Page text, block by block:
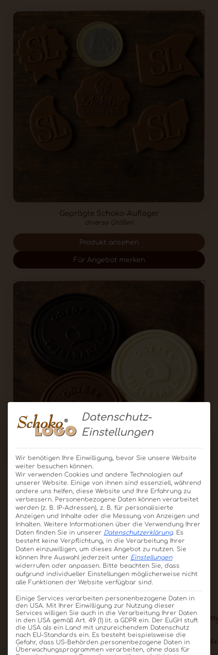
Die Prägung erfolgt im Anpreßdruck,
immer leicht hell mattiert bzw. angeraut.
wir handgewickelte Münzen mit
Geprägte Schoko-Aufleger
diverse Größen
Produkt ansehen
Für Angebot merken
Schoko-Taler
diverse Größen
Produkt ansehen
Für Angebot merken
Planen Sie Ihre individuelle
Schokolade im Detail
Klassische
Schokologo-
Varianten
3D
und
Produkt-
Nachbildung
Pralinensets
und
Kombinationen
und
Datenschutz-
Einstellungen
Wir benötigen Ihre Einwilligung, bevor Sie unsere Website
weiter besuchen können.
Wir verwenden Cookies und andere Technologien auf
unserer Website. Einige von ihnen sind essenziell, während
andere uns helfen, diese Website und Ihre Erfahrung zu
verbessern. Personenbezogene Daten können verarbeitet
werden (z. B. IP-Adressen), z. B. für personalisierte
Anzeigen und Inhalte oder die Messung von Anzeigen und
Inhalten. Weitere Informationen über die Verwendung Ihrer
Daten finden Sie in unserer Datenschutzerklärung. Es
besteht keine Verpflichtung, in die Verarbeitung Ihrer
Daten einzuwilligen, um dieses Angebot zu nutzen. Sie
können Ihre Auswahl jederzeit unter Einstellungen
widerrufen oder anpassen. Bitte beachten Sie, dass
aufgrund individueller Einstellungen möglicherweise nicht
alle Funktionen der Website verfügbar sind.
Einige Services verarbeiten personenbezogene Daten in
den USA. Mit Ihrer Einwilligung zur Nutzung dieser
Services willigen Sie auch in die Verarbeitung Ihrer Daten
in den USA gemäß Art. 49 (1) lit. a GDPR ein. Der EuGH stuft
die USA als ein Land mit unzureichendem Datenschutz
nach EU-Standards ein. Es besteht beispielsweise die
Gefahr, dass US-Behörden personenbezogene Daten in
Überwachungsprogrammen verarbeiten, ohne dass für